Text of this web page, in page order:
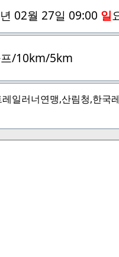
02월 27일 09:00 일
/10km/5km
일러너연맹,산림청,한국
톤